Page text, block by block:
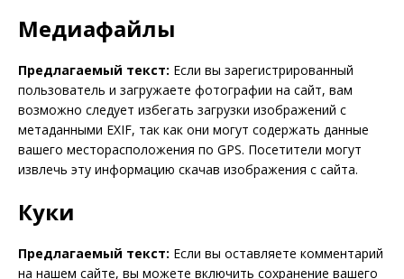
Медиафайлы
Предлагаемый текст: Если вы зарегистрированный
пользователь и загружаете фотографии на сайт, вам
возможно следует избегать загрузки изображений с
метаданными EXIF, так как они могут содержать данные
вашего месторасположения по GPS. Посетители могут
извлечь эту информацию скачав изображения с сайта.
Куки
Предлагаемый текст: Если вы оставляете комментарий
на нашем сайте, вы можете включить сохранение вашего